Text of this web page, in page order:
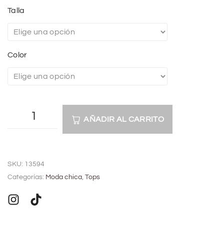
Talla
Color
AÑADIR AL CARRITO
t
e
r
SKU: 13594
Categorías: Moda chica, Tops